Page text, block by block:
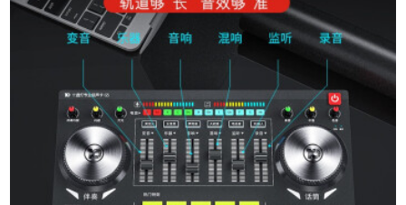
す。。。。。。。。。